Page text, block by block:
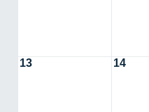
13 14